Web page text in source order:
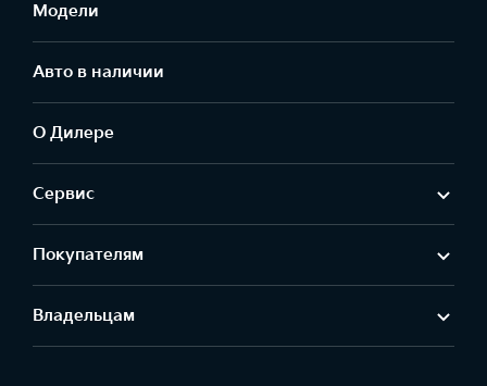
Модели
Авто в наличии
О Дилере
Сервис
Покупателям
Владельцам